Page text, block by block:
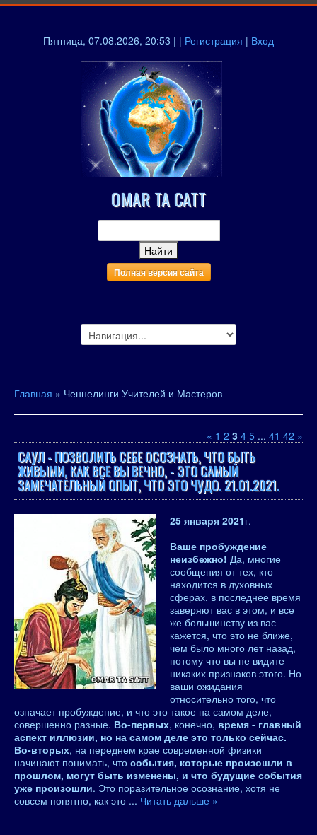
Пятница, 07.08.2026, 20:53 | | Регистрация | Вход
OMAR TA CATT
Полная версия сайта
Главная » Ченнелинги Учителей и Мастеров
« 1 2 3 4 5 ... 41 42 »
САУЛ - ПОЗВОЛИТЬ СЕБЕ ОСОЗНАТЬ, ЧТО БЫТЬ
ЖИВЫМИ, КАК ВСЕ ВЫ ВЕЧНО, - ЭТО САМЫЙ
ЗАМЕЧАТЕЛЬНЫЙ ОПЫТ, ЧТО ЭТО ЧУДО. 21.01.2021.
25 января 2021г.
Ваше пробуждение
неизбежно! Да, многие
сообщения от тех, кто
находится в духовных
сферах, в последнее время
заверяют вас в этом, и все
же большинству из вас
кажется, что это не ближе,
чем было много лет назад,
потому что вы не видите
никаких признаков этого. Но
ваши ожидания
относительно того, что
означает пробуждение, и что это такое на самом деле,
совершенно разные. Во-первых, конечно, время - главный
аспект иллюзии, но на самом деле это только сейчас.
Во-вторых, на переднем крае современной физики
начинают понимать, что события, которые произошли в
прошлом, могут быть изменены, и что будущие события
уже произошли. Это поразительное осознание, хотя не
совсем понятно, как это ... Читать дальше »